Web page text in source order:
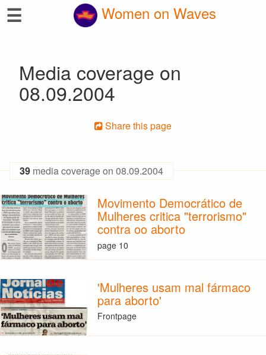
☰ Women on Waves
Media coverage on
08.09.2004
Share this page
39 media coverage on 08.09.2004
Movimento Democrático de
Mulheres critica "terrorismo"
contra oo aborto
page 10
'Mulheres usam mal fármaco
para aborto'
Frontpage